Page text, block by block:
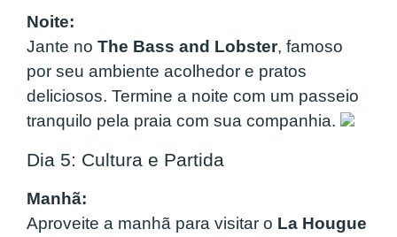
Noite:
Jante no The Bass and Lobster, famoso
por seu ambiente acolhedor e pratos
deliciosos. Termine a noite com um passeio
tranquilo pela praia com sua companhia.
Dia 5: Cultura e Partida
Manhã:
Aproveite a manhã para visitar o La Hougue